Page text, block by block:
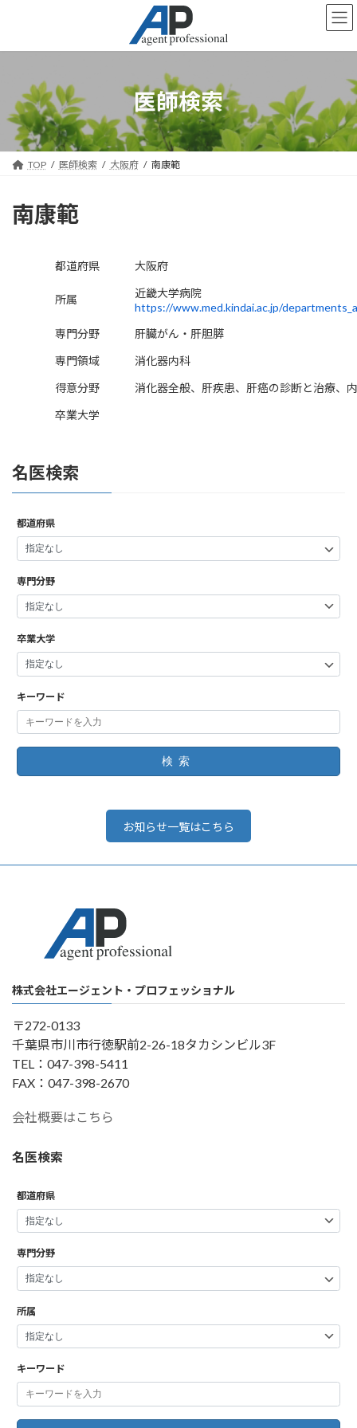
ン
キ
プ
ー
に
動
医師検索
TOP 医師検索 大阪府 南康範
南康範
都道府県 大阪府
所属
近畿大学病院
https://www.med.kindai.ac.jp/
専門分野
肝臓がん・肝胆膵
専門領域
消化器内科
得意分野
消化器全般、肝疾患、肝癌の診断と治療、
卒業大学
名医検索
都道府県
専門分野
卒業大学
キーワード
検索
お知らせ一覧はこちら
株式会社エージェント・プロフェッショナル
〒272-0133
千葉県市川市行徳駅前2-26-18タカシンビル3F
TEL：047-398-5411
FAX：047-398-2670
会社概要はこちら
名医検索
都道府県
専門分野
所属
キーワード